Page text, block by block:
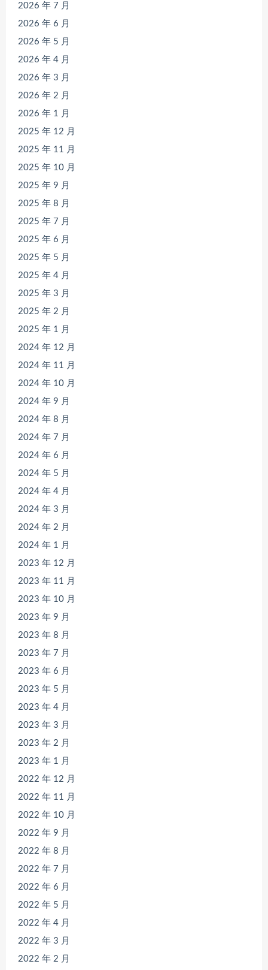
2026 年 7 月
2026 年 6 月
2026 年 5 月
2026 年 4 月
2026 年 3 月
2026 年 2 月
2026 年 1 月
2025 年 12 月
2025 年 11 月
2025 年 10 月
2025 年 9 月
2025 年 8 月
2025 年 7 月
2025 年 6 月
2025 年 5 月
2025 年 4 月
2025 年 3 月
2025 年 2 月
2025 年 1 月
2024 年 12 月
2024 年 11 月
2024 年 10 月
2024 年 9 月
2024 年 8 月
2024 年 7 月
2024 年 6 月
2024 年 5 月
2024 年 4 月
2024 年 3 月
2024 年 2 月
2024 年 1 月
2023 年 12 月
2023 年 11 月
2023 年 10 月
2023 年 9 月
2023 年 8 月
2023 年 7 月
2023 年 6 月
2023 年 5 月
2023 年 4 月
2023 年 3 月
2023 年 2 月
2023 年 1 月
2022 年 12 月
2022 年 11 月
2022 年 10 月
2022 年 9 月
2022 年 8 月
2022 年 7 月
2022 年 6 月
2022 年 5 月
2022 年 4 月
2022 年 3 月
2022 年 2 月